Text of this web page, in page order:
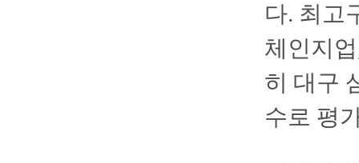
다. 최고
체인지
히 대구
수로 평